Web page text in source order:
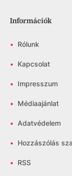
Információk
• Rólunk
• Kapcsolat
• Impresszum
• Médiaajánlat
• Adatvédelem
• Hozzászólás
• RSS